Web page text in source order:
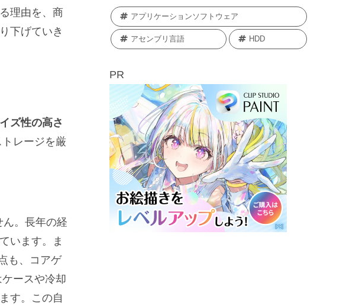
理由を、商
下げていき
ズ性の高さ
レージを厳
。長年の経
います。ま
も、コアゲ
ースや冷却
す。この自
アプリケーションソフトウェア
アセンブリ言語 HDD
PR